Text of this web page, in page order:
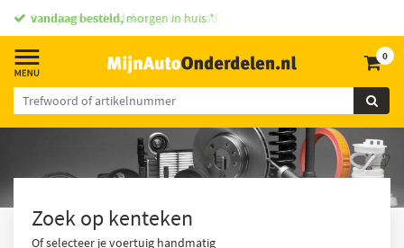
vandaag besteld,morgen in huis *
2 miljoen onderdelenop voorraad
0
Zoek op kenteken
Of selecteer je voertuig handmatig